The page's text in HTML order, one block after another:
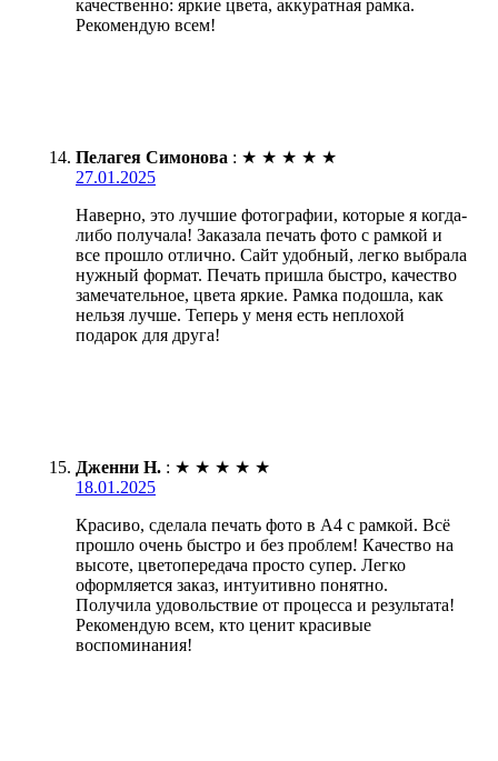
качественно: яркие цвета, аккуратная рамка.
Рекомендую всем!
Пелагея Симонова : ★ ★ ★ ★ ★
27.01.2025
Наверно, это лучшие фотографии, которые я когда-
либо получала! Заказала печать фото с рамкой и
все прошло отлично. Сайт удобный, легко выбрала
нужный формат. Печать пришла быстро, качество
замечательное, цвета яркие. Рамка подошла, как
нельзя лучше. Теперь у меня есть неплохой
подарок для друга!
Дженни Н. : ★ ★ ★ ★ ★
18.01.2025
Красиво, сделала печать фото в А4 с рамкой. Всё
прошло очень быстро и без проблем! Качество на
высоте, цветопередача просто супер. Легко
оформляется заказ, интуитивно понятно.
Получила удовольствие от процесса и результата!
Рекомендую всем, кто ценит красивые
воспоминания!